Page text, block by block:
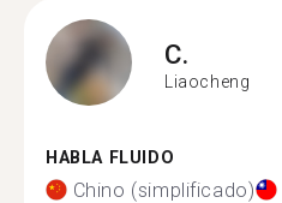
C.
Liaocheng
HABLA FLUIDO
Chino (simplificado)